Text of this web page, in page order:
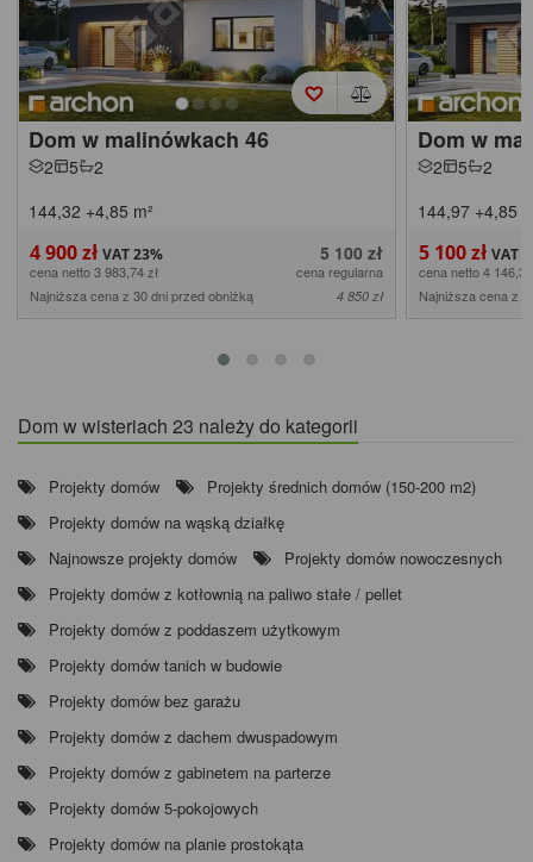
Dom w malinówkach 46
2 5
2
144,32 +4,85 m²
4 900 zł 5 100 zł
cena netto 3 983,74 zł
cena regularna
Najniższa cena z 30 dni przed obniżką
4 850 zł
Dom w
2 5
2
144,97 +4,85
5 100 zł
cena netto 4
Najniższa cena z
Dom w wisteriach 23 należy do kategorii
Projekty domów
Projekty średnich domów (150-200 m2)
Projekty domów na wąską działkę
Najnowsze projekty domów
Projekty domów nowoczesnych
Projekty domów z kotłownią na paliwo stałe / pellet
Projekty domów z poddaszem użytkowym
Projekty domów tanich w budowie
Projekty domów bez garażu
Projekty domów z dachem dwuspadowym
Projekty domów z gabinetem na parterze
Projekty domów 5-pokojowych
Projekty domów na planie prostokąta